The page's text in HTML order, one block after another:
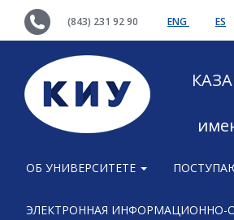
(843) 231 92 90 ENG ES
ОБ УНИВЕРСИТЕТЕ
ЭЛЕКТРОННАЯ ИНФОРМАЦИОННО-